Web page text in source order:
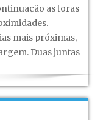
Capítulo
Construindo
moradia.
as toras
mais próximas,
Duas juntas